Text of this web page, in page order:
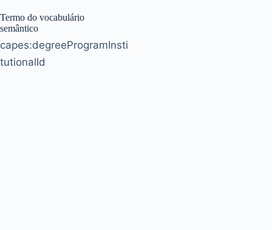
Termo do vocabulário
semântico
capes:degreeProgramInsti
tutionalId